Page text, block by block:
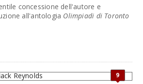
concessione dell'autore e
all'antologia Olimpiadi di Toronto
9